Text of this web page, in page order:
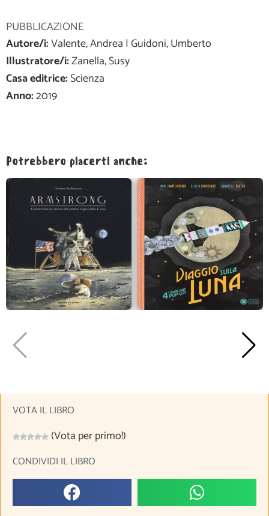
PUBBLICAZIONE
Autore/i:Valente, Andrea | Guidoni, Umberto
Illustratore/i:Zanella, Susy
Casa editrice:Scienza
Anno:2019
Potrebbero piacerti anche:
VOTA IL LIBRO
(Vota per primo!)
CONDIVIDI IL LIBRO